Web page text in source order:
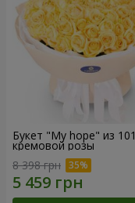
Букет "My hope" из 101
кремовой розы
8 398 грн